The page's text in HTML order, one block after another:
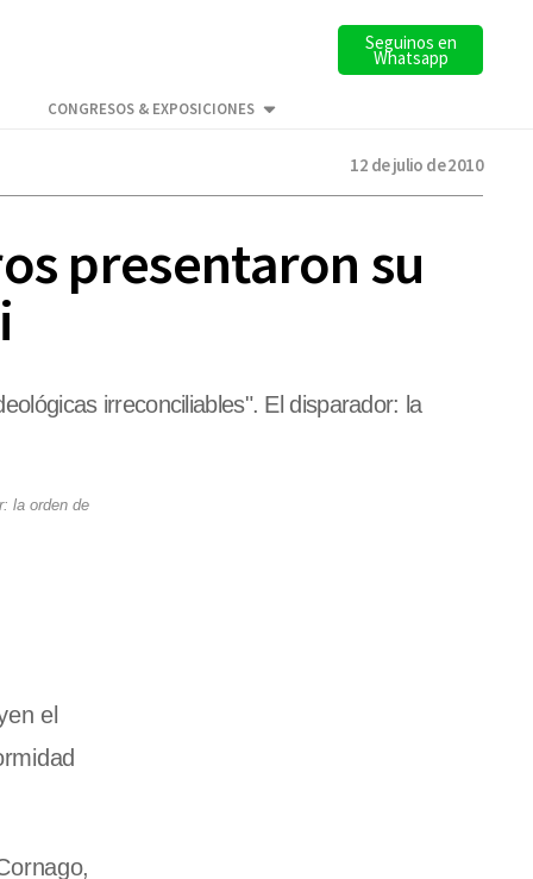
Seguinos en
Whatsapp
CONGRESOS & EXPOSICIONES
12 de julio de 2010
presentaron su
irreconciliables". El disparador: la
la orden de
el